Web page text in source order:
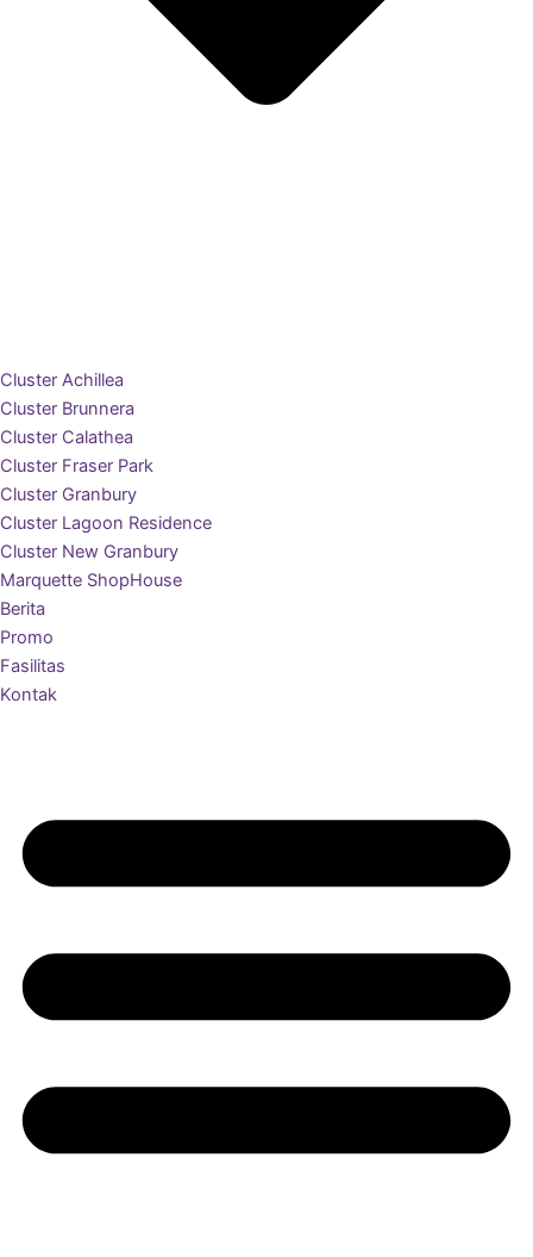
Cluster Achillea
Cluster Brunnera
Cluster Calathea
Cluster Fraser Park
Cluster Granbury
Cluster Lagoon Residence
Cluster New Granbury
Marquette ShopHouse
Berita
Promo
Fasilitas
Kontak